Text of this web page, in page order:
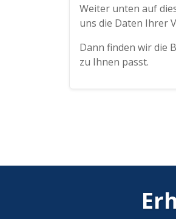
Weiter unten auf
uns die Daten Ihrer
Dann finden wir die
zu Ihnen passt.